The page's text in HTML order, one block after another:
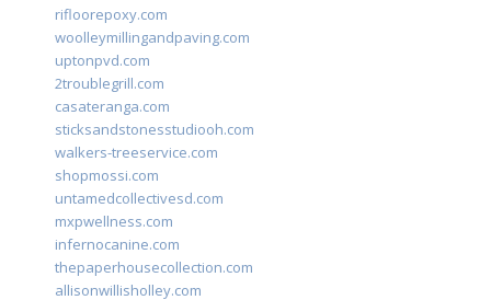
rifloorepoxy.com
woolleymillingandpaving.com
uptonpvd.com
2troublegrill.com
casateranga.com
sticksandstonesstudiooh.com
walkers-treeservice.com
shopmossi.com
untamedcollectivesd.com
mxpwellness.com
infernocanine.com
thepaperhousecollection.com
allisonwillisholley.com